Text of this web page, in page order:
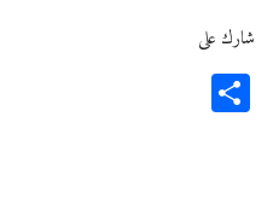
شارك على